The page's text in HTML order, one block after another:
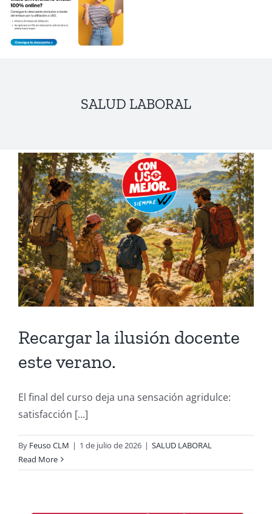
SALUD LABORAL
Recargar la ilusión docente
este verano.
El final del curso deja una sensación agridulce:
satisfacción [...]
By Feuso CLM | 1 de julio de 2026 | SALUD LABORAL
Read More